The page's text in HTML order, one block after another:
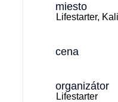
miesto
Lifestarter,
cena
organizátor
Lifestarter